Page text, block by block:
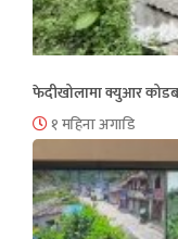
फेदीखोलामा क्युआर
१ महिना अगाडि